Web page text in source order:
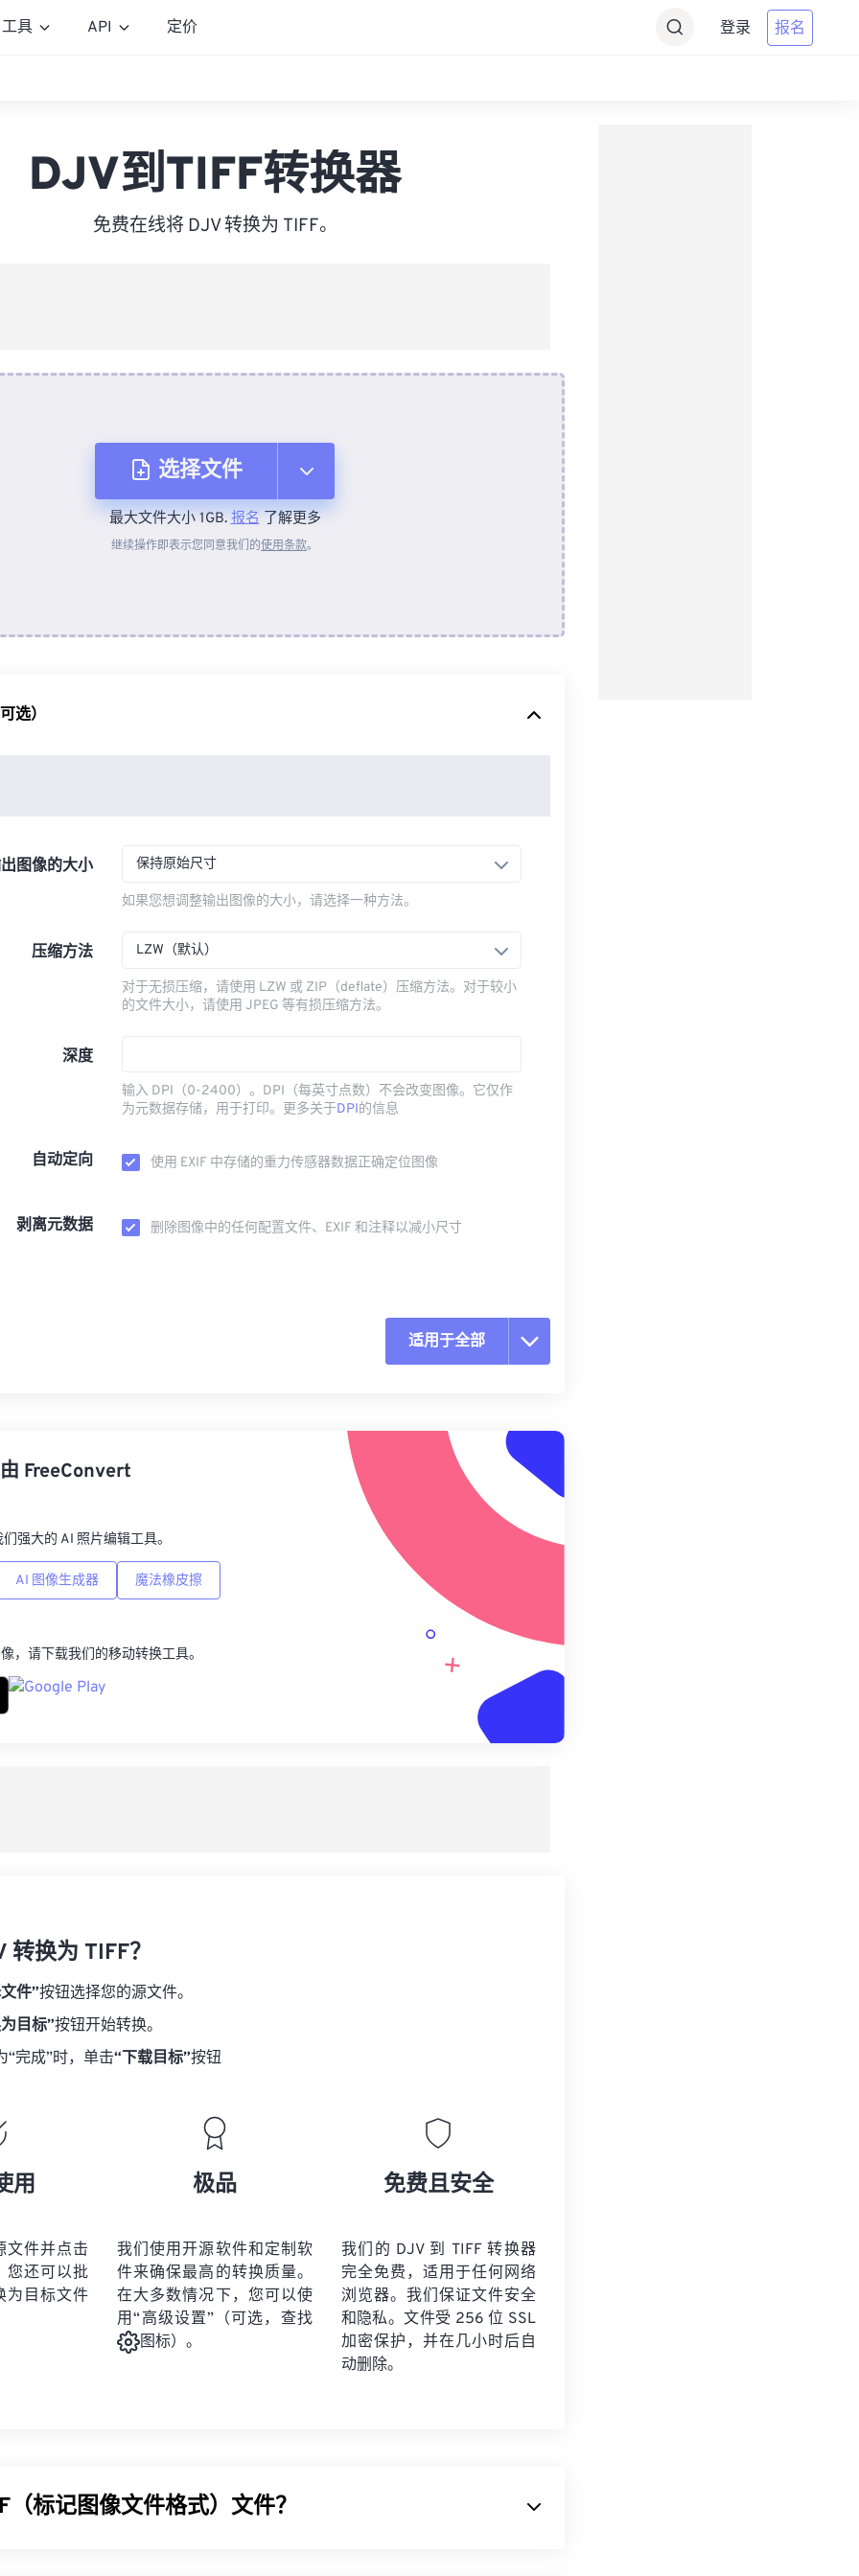
工具 API 定价 登录 报名
DJV到TIFF转换器
免费在线将 DJV 转换为 TIFF。
选择文件
从设备
最大文件大小 1GB.报名了解更多
继续操作即表示您同意我们的使用条款。
选）
图像的大小 保持原始尺寸
如果您想调整输出图像的大小，请选择一种方法。
压缩方法 LZW（默认）
对于无损压缩，请使用 LZW 或 ZIP（deflate）压缩方法。对于较小
的文件大小，请使用 JPEG 等有损压缩方法。
深度
输入 DPI（0-2400）。DPI（每英寸点数）不会改变图像。它仅作
为元数据存储，用于打印。更多关于DPI的信息
自动定向 使用 EXIF 中存储的重力传感器数据正确定位图像
剥离元数据 删除图像中的任何配置文件、EXIF 和注释以减小尺寸
适用于全部
从预设应用
另存为预设
FreeConvert
强大的 AI 照片编辑工具。
AI 图像生成器 魔法橡皮擦
，请下载我们的移动转换工具。
换为 TIFF？
件”按钮选择您的源文件。
目标”按钮开始转换。
“完成”时，单击“下载目标”按钮
用
文件并点击
您还可以批
为目标文件
极品
我们使用开源软件和定制软
件来确保最高的转换质量。
在大多数情况下，您可以使
用“高级设置”（可选，查找
图标）。
免费且安全
我们的 DJV 到 TIFF 转换器
完全免费，适用于任何网络
浏览器。我们保证文件安全
和隐私。文件受 256 位 SSL
加密保护，并在几小时后自
动删除。
（标记图像文件格式）文件？